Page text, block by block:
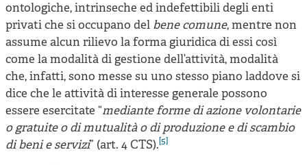
ontologiche, intrinseche ed indefettibili degli enti
privati che si occupano del bene comune, mentre non
assume alcun rilievo la forma giuridica di essi così
come la modalità di gestione dell’attività, modalità
che, infatti, sono messe su uno stesso piano laddove si
dice che le attività di interesse generale possono
essere esercitate “mediante forme di azione volontarie
o gratuite o di mutualità o di produzione e di scambio
di beni e servizi” (art. 4 CTS).[5]